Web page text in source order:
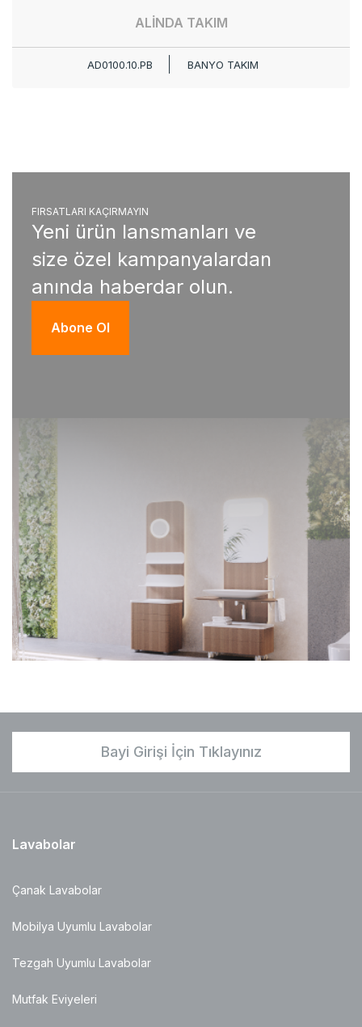
ALİNDA TAKIM
AD0100.10.PB BANYO TAKIM
FIRSATLARI KAÇIRMAYIN
Yeni ürün lansmanları ve
size özel kampanyalardan
anında haberdar olun.
Abone Ol
Bayi Girişi İçin Tıklayınız
Lavabolar
Çanak Lavabolar
Mobilya Uyumlu Lavabolar
Tezgah Uyumlu Lavabolar
Mutfak Eviyeleri